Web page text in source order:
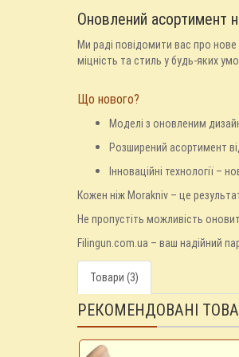
Оновлений асортимент
Ми раді повідомити вас про
міцність та стиль у будь-яких
Що нового?
Моделі з оновленим
Розширений асортимент
Інноваційні технології –
Кожен ніж Morakniv – це
Не пропустіть можливість
Filingun.com.ua – ваш надійний
Товари (3)
РЕКОМЕНДОВАНІ